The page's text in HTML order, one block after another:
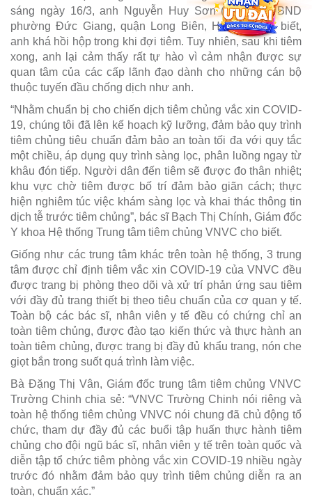
sáng ngày 16/3, anh Nguyễn Huy Sơn (Cán bộ UBND
phường Đức Giang, quận Long Biên, Hà Nội) cho biết,
anh khá hồi hộp trong khi đợi tiêm. Tuy nhiên, sau khi tiêm
xong, anh lại cảm thấy rất tự hào vì cảm nhận được sự
quan tâm của các cấp lãnh đạo dành cho những cán bộ
thuộc tuyến đầu chống dịch như anh.
“Nhằm chuẩn bị cho chiến dịch tiêm chủng vắc xin COVID-
19, chúng tôi đã lên kế hoạch kỹ lưỡng, đảm bảo quy trình
tiêm chủng tiêu chuẩn đảm bảo an toàn tối đa với quy tắc
một chiều, áp dụng quy trình sàng lọc, phân luồng ngay từ
khâu đón tiếp. Người dân đến tiêm sẽ được đo thân nhiệt;
khu vực chờ tiêm được bố trí đảm bảo giãn cách; thực
hiện nghiêm túc việc khám sàng lọc và khai thác thông tin
dịch tễ trước tiêm chủng”, bác sĩ Bạch Thị Chính, Giám đốc
Y khoa Hệ thống Trung tâm tiêm chủng VNVC cho biết.
Giống như các trung tâm khác trên toàn hệ thống, 3 trung
tâm được chỉ định tiêm vắc xin COVID-19 của VNVC đều
được trang bị phòng theo dõi và xử trí phản ứng sau tiêm
với đầy đủ trang thiết bị theo tiêu chuẩn của cơ quan y tế.
Toàn bộ các bác sĩ, nhân viên y tế đều có chứng chỉ an
toàn tiêm chủng, được đào tạo kiến thức và thực hành an
toàn tiêm chủng, được trang bị đầy đủ khẩu trang, nón che
giọt bắn trong suốt quá trình làm việc.
Bà Đặng Thị Vân, Giám đốc trung tâm tiêm chủng VNVC
Trường Chinh chia sẻ: “VNVC Trường Chinh nói riêng và
toàn hệ thống tiêm chủng VNVC nói chung đã chủ động tổ
chức, tham dự đầy đủ các buổi tập huấn thực hành tiêm
chủng cho đội ngũ bác sĩ, nhân viên y tế trên toàn quốc và
diễn tập tổ chức tiêm phòng vắc xin COVID-19 nhiều ngày
trước đó nhằm đảm bảo quy trình tiêm chủng diễn ra an
toàn, chuẩn xác.”